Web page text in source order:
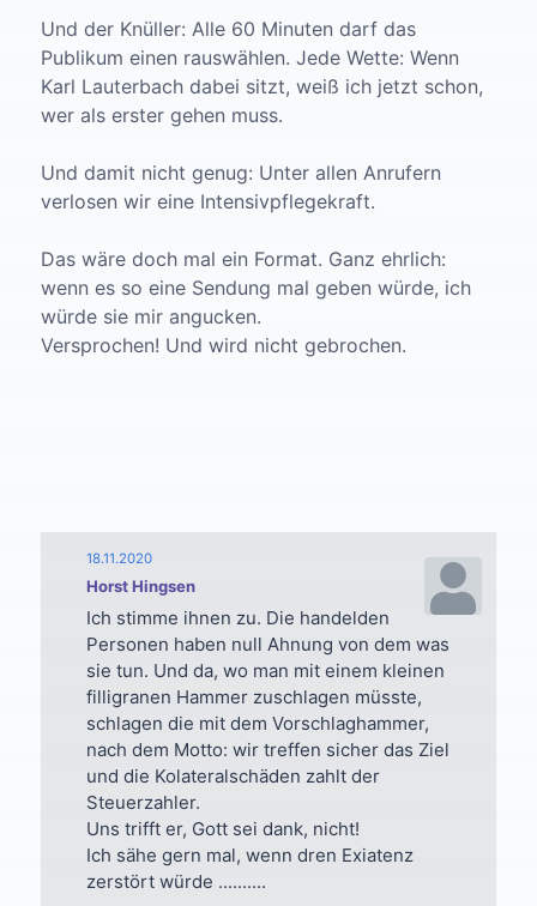
Und der Knüller: Alle 60 Minuten darf das
Publikum einen rauswählen. Jede Wette: Wenn
Karl Lauterbach dabei sitzt, weiß ich jetzt schon,
wer als erster gehen muss.
Und damit nicht genug: Unter allen Anrufern
verlosen wir eine Intensivpflegekraft.
Das wäre doch mal ein Format. Ganz ehrlich:
wenn es so eine Sendung mal geben würde, ich
würde sie mir angucken.
Versprochen! Und wird nicht gebrochen.
Horst Hingsen
18.11.2020
Ich stimme ihnen zu. Die handelden
Personen haben null Ahnung von dem was
sie tun. Und da, wo man mit einem kleinen
filligranen Hammer zuschlagen müsste,
schlagen die mit dem Vorschlaghammer,
nach dem Motto: wir treffen sicher das Ziel
und die Kolateralschäden zahlt der
Steuerzahler.
Uns trifft er, Gott sei dank, nicht!
Ich sähe gern mal, wenn dren Exiatenz
zerstört würde ..........